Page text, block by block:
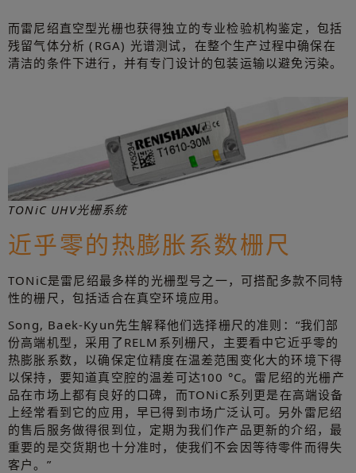
而雷尼绍直空型光栅也获得独立的专业检验机构鉴定，包括
残留气体分析 (RGA) 光谱测试，在整个生产过程中确保在
清洁的条件下进行，并有专门设计的包装运输以避免污染。
TONiC UHV光栅系统
近乎零的热膨胀系数栅尺
TONiC是雷尼绍最多样的光栅型号之一，可搭配多款不同特
性的栅尺，包括适合在真空环境应用。
Song, Baek-Kyun先生解释他们选择栅尺的准则：“我们部
份高端机型，采用了RELM系列栅尺，主要看中它近乎零的
热膨胀系数，以确保定位精度在温差范围变化大的环境下得
以保持，要知道真空腔的温差可达100 °C。雷尼绍的光栅产
品在市场上都有良好的口碑，而TONiC系列更是在高端设备
上经常看到它的应用，早已得到市场广泛认可。另外雷尼绍
的售后服务做得很到位，定期为我们作产品更新的介绍，最
重要的是交货期也十分准时，使我们不会因等待零件而得失
客户。”